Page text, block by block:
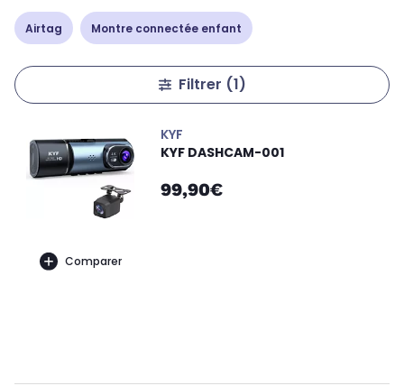
Airtag Montre connectée enfant
Filtrer (1)
Comparer
KYF
KYF DASHCAM-001
99,90€